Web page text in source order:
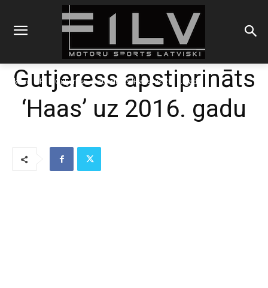
Sākums F1 Gutjeress apstiprināts 'Haas' uz 2016. gadu
Gutjeress apstiprināts
‘Haas’ uz 2016. gadu